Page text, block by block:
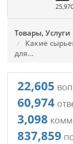
Товары, Услуги
Какие
для...
22,605
60,974
3,098
837,859